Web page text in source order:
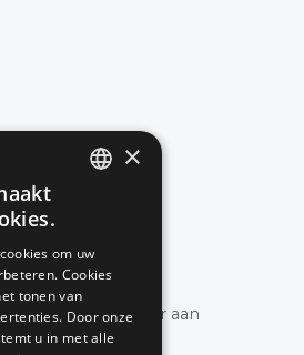
pas de filter aan
×
om uw
Cookies
tonen van
Door onze
u in met alle